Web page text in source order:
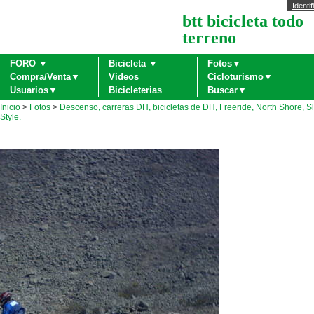
btt bicicleta todo
terreno
FORO ▼ Bicicleta ▼
Fotos▼
Compra/Venta▼
Videos
Cicloturismo▼
Usuarios▼
Bicicleterias Buscar▼
Inicio > Fotos > Descenso, carreras DH, bicicletas de DH, Freeride, North Shore,
Style.